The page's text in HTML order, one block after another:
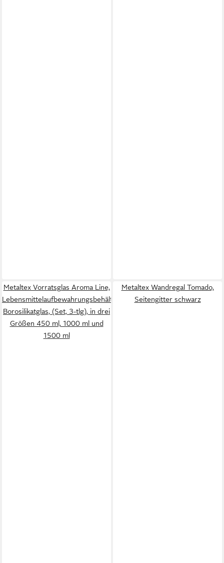
Metaltex Vorratsglas Aroma Line,
Lebensmittelaufbewahrungsbehälter,
Borosilikatglas, (Set, 3-tlg), in drei
Größen 450 ml, 1000 ml und
1500 ml
Metaltex Wandregal Tomado,
Seitengitter schwarz